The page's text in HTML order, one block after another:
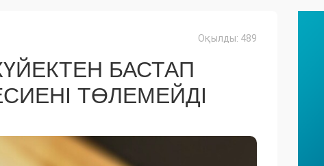
Оқылды: 489
БАСТАП
ТӨЛЕМЕЙДІ